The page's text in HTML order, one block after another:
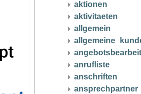
aktionen
aktivitaeten
allgemein
anrufliste
anschriften
ansprechpartner